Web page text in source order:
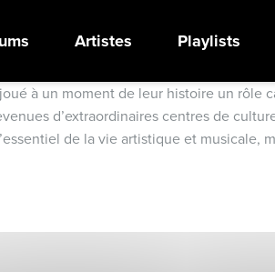
Artistes Playlists
à un moment de leur histoire un
d’extraordinaires centres de
de la vie artistique et musicale,